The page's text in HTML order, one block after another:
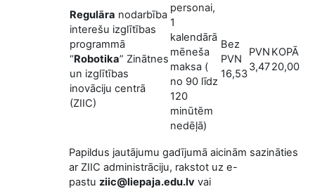
Regulāra nodarbība
interešu izglītības
programmā
“Robotika” Zinātnes
un izglītības
inovāciju centrā
(ZIIC)
personai,
1
kalendārā
mēneša
maksa (
no 90 līdz
120
minūtēm
nedēļā)
Bez
PVN
16,53
PVN
3,47
KOPĀ
20,00
Papildus jautājumu gadījumā aicinām sazināties
ar ZIIC administrāciju, rakstot uz e-
pastu ziic@liepaja.edu.lvvai